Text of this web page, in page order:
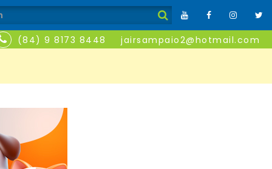
(84) 9 8173 8448 jairsampaio2@hotmail.com